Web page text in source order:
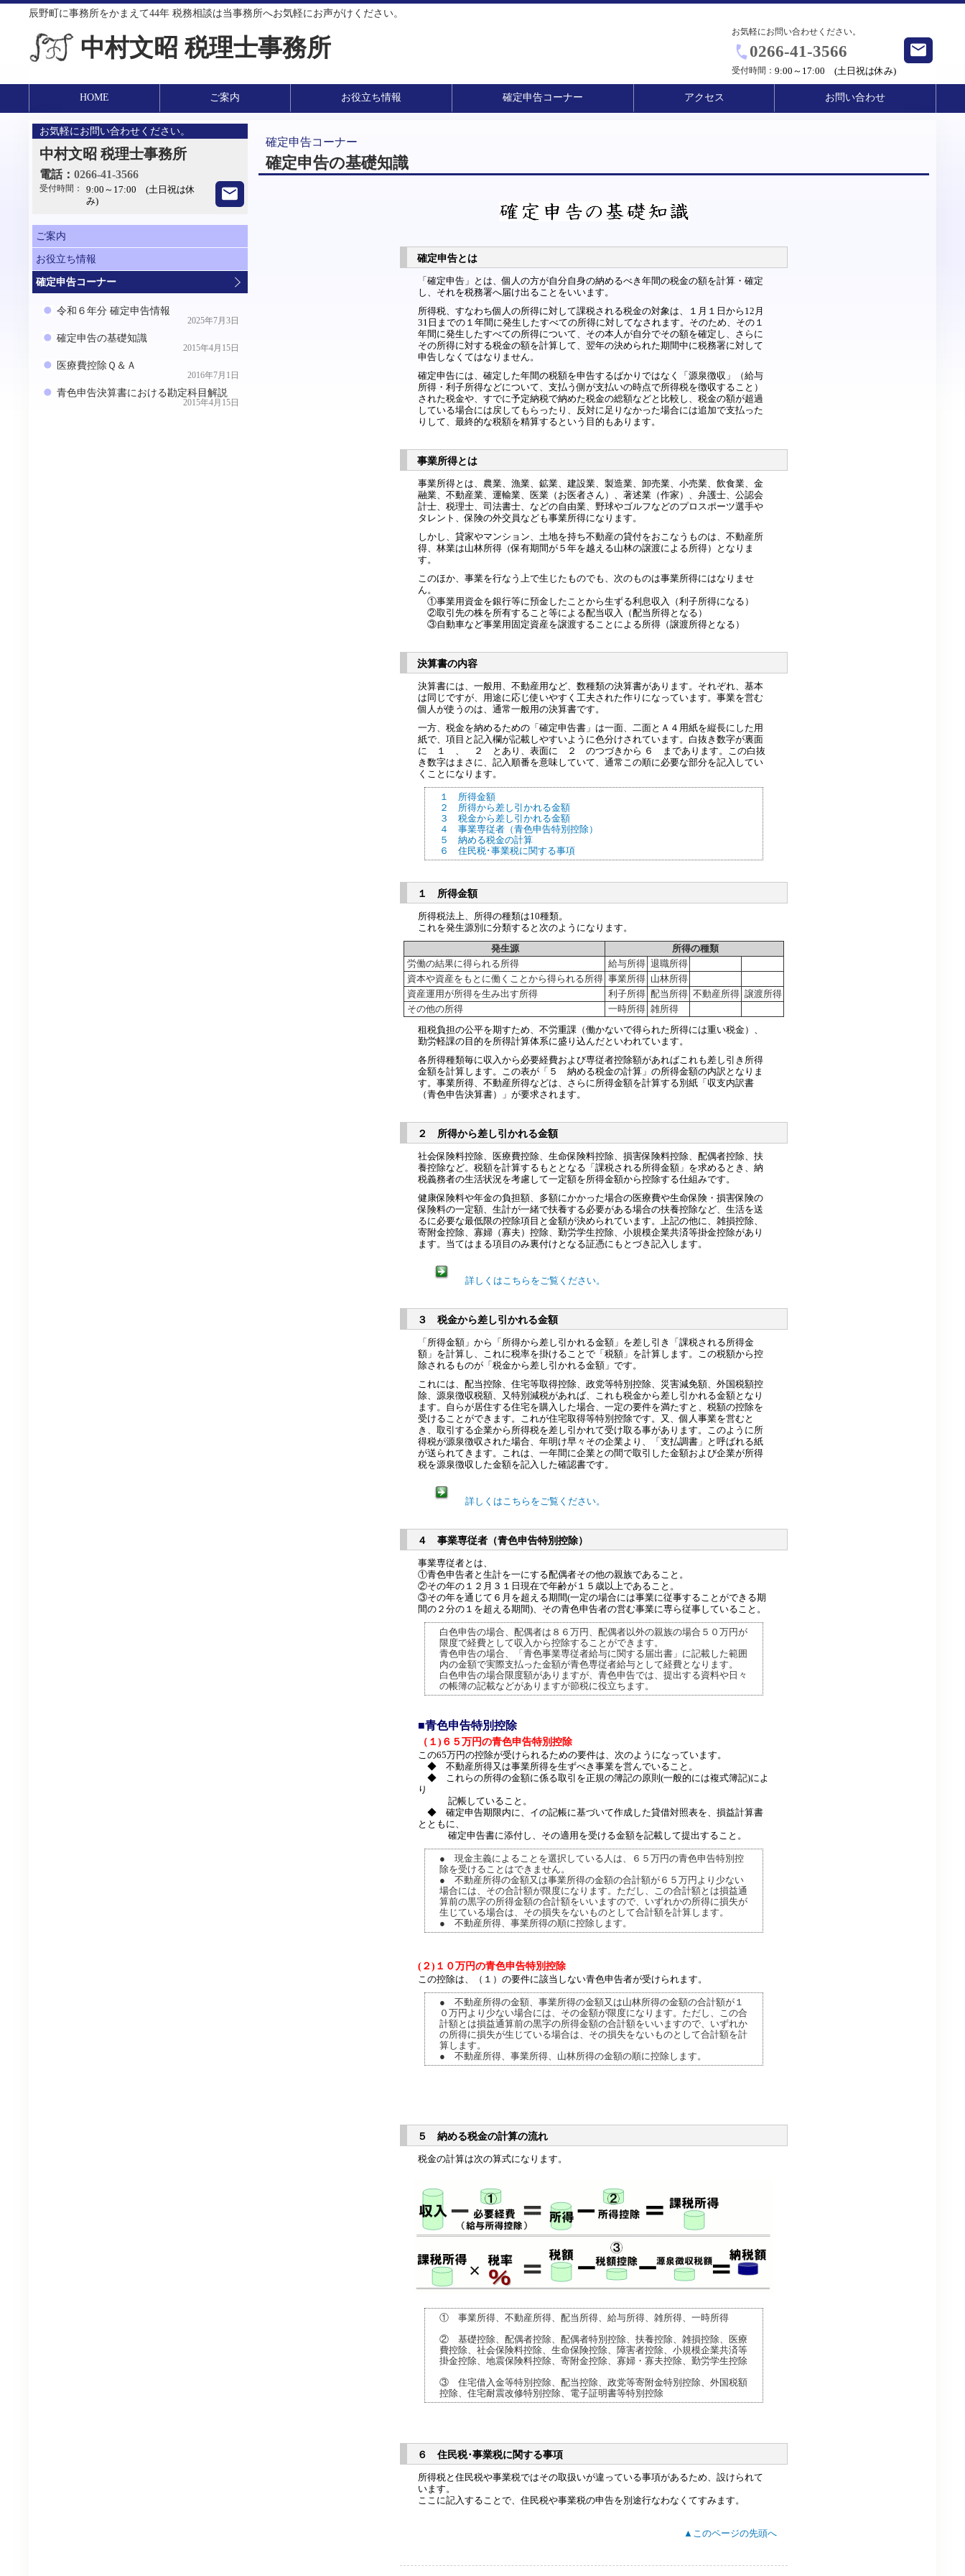
辰野町に事務所をかまえて44年 税務相談は当事務所へお気軽にお声がけください。
中村文昭 税理士事務所
お気軽にお問い合わせください。
0266-41-3566
受付時間： 9:00～17:00 (土日祝は休み)
HOME ご案内 お役立ち情報 確定申告コーナー アクセス お問い合わせ
確定申告コーナー
確定申告の基礎知識
確定申告とは
「確定申告」とは、個人の方が自分自身の納めるべき年間の税金の額を計算・確定
し、それを税務署へ届け出ることをいいます。
所得税、すなわち個人の所得に対して課税される税金の対象は、１月１日から12月
31日までの１年間に発生したすべての所得に対してなされます。そのため、その１
年間に発生したすべての所得について、その本人が自分でその額を確定し、さらに
その所得に対する税金の額を計算して、翌年の決められた期間中に税務署に対して
申告しなくてはなりません。
確定申告には、確定した年間の税額を申告するばかりではなく「源泉徴収」（給与
所得・利子所得などについて、支払う側が支払いの時点で所得税を徴収すること）
された税金や、すでに予定納税で納めた税金の総額などと比較し、税金の額が超過
している場合には戻してもらったり、反対に足りなかった場合には追加で支払った
りして、最終的な税額を精算するという目的もあります。
事業所得とは
事業所得とは、農業、漁業、鉱業、建設業、製造業、卸売業、小売業、飲食業、金
融業、不動産業、運輸業、医業（お医者さん）、著述業（作家）、弁護士、公認会
計士、税理士、司法書士、などの自由業、野球やゴルフなどのプロスポーツ選手や
タレント、保険の外交員なども事業所得になります。
しかし、貸家やマンション、土地を持ち不動産の貸付をおこなうものは、不動産所
得、林業は山林所得（保有期間が５年を越える山林の譲渡による所得）となりま
す。
このほか、事業を行なう上で生じたものでも、次のものは事業所得にはなりませ
ん。
①事業用資金を銀行等に預金したことから生ずる利息収入（利子所得になる）
②取引先の株を所有すること等による配当収入（配当所得となる）
③自動車など事業用固定資産を譲渡することによる所得（譲渡所得となる）
決算書の内容
決算書には、一般用、不動産用など、数種類の決算書があります。それぞれ、基本
は同じですが、用途に応じ使いやすく工夫された作りになっています。事業を営む
個人が使うのは、通常一般用の決算書です。
一方、税金を納めるための「確定申告書」は一面、二面とＡ４用紙を縦長にした用
紙で、項目と記入欄が記載しやすいように色分けされています。白抜き数字が裏面
に １ 、 ２ とあり、表面に ２ のつづきから ６ まであります。この白抜
き数字はまさに、記入順番を意味していて、通常この順に必要な部分を記入してい
くことになります。
１ 所得金額
２ 所得から差し引かれる金額
３ 税金から差し引かれる金額
４ 事業専従者（青色申告特別控除）
５ 納める税金の計算
６ 住民税･事業税に関する事項
１ 所得金額
所得税法上、所得の種類は10種類。
これを発生源別に分類すると次のようになります。
発生源
所得の種類
労働の結果に得られる所得
給与所得 退職所得
資本や資産をもとに働くことから得られる所得 事業所得 山林所得
資産運用が所得を生み出す所得
利子所得 配当所得 不動産所得 譲渡所得
その他の所得
一時所得 雑所得
租税負担の公平を期すため、不労重課（働かないで得られた所得には重い税金）、
勤労軽課の目的を所得計算体系に盛り込んだといわれています。
各所得種類毎に収入から必要経費および専従者控除額があればこれも差し引き所得
金額を計算します。この表が「５ 納める税金の計算」の所得金額の内訳となりま
す。事業所得、不動産所得などは、さらに所得金額を計算する別紙「収支内訳書
（青色申告決算書）」が要求されます。
２ 所得から差し引かれる金額
社会保険料控除、医療費控除、生命保険料控除、損害保険料控除、配偶者控除、扶
養控除など。税額を計算するもととなる「課税される所得金額」を求めるとき、納
税義務者の生活状況を考慮して一定額を所得金額から控除する仕組みです。
健康保険料や年金の負担額、多額にかかった場合の医療費や生命保険・損害保険の
保険料の一定額、生計が一緒で扶養する必要がある場合の扶養控除など、生活を送
るに必要な最低限の控除項目と金額が決められています。上記の他に、雑損控除、
寄附金控除、寡婦（寡夫）控除、勤労学生控除、小規模企業共済等掛金控除があり
ます。当てはまる項目のみ裏付けとなる証憑にもとづき記入します。
詳しくはこちらをご覧ください。
３ 税金から差し引かれる金額
「所得金額」から「所得から差し引かれる金額」を差し引き「課税される所得金
額」を計算し、これに税率を掛けることで「税額」を計算します。この税額から控
除されるものが「税金から差し引かれる金額」です。
これには、配当控除、住宅等取得控除、政党等特別控除、災害減免額、外国税額控
除、源泉徴収税額、又特別減税があれば、これも税金から差し引かれる金額となり
ます。自らが居住する住宅を購入した場合、一定の要件を満たすと、税額の控除を
受けることができます。これが住宅取得等特別控除です。又、個人事業を営むと
き、取引する企業から所得税を差し引かれて受け取る事があります。このように所
得税が源泉徴収された場合、年明け早々その企業より、「支払調書」と呼ばれる紙
が送られてきます。これは、一年間に企業との間で取引した金額および企業が所得
税を源泉徴収した金額を記入した確認書です。
詳しくはこちらをご覧ください。
４ 事業専従者（青色申告特別控除）
事業専従者とは、
①青色申告者と生計を一にする配偶者その他の親族であること。
②その年の１２月３１日現在で年齢が１５歳以上であること。
③その年を通じて６月を超える期間(一定の場合には事業に従事することができる期
間の２分の１を超える期間)、その青色申告者の営む事業に専ら従事していること。
白色申告の場合、配偶者は８６万円、配偶者以外の親族の場合５０万円が
限度で経費として収入から控除することができます。
青色申告の場合、「青色事業専従者給与に関する届出書」に記載した範囲
内の金額で実際支払った金額が青色専従者給与として経費となります。
白色申告の場合限度額がありますが、青色申告では、提出する資料や日々
の帳簿の記載などがありますが節税に役立ちます。
■青色申告特別控除
（１)６５万円の青色申告特別控除
この65万円の控除が受けられるための要件は、次のようになっています。
◆ 不動産所得又は事業所得を生ずべき事業を営んでいること。
◆ これらの所得の金額に係る取引を正規の簿記の原則(一般的には複式簿記)によ
り
記帳していること。
◆ 確定申告期限内に、イの記帳に基づいて作成した貸借対照表を、損益計算書
とともに、
確定申告書に添付し、その適用を受ける金額を記載して提出すること。
● 現金主義によることを選択している人は、６５万円の青色申告特別控
除を受けることはできません。
● 不動産所得の金額又は事業所得の金額の合計額が６５万円より少ない
場合には、その合計額が限度になります。ただし、この合計額とは損益通
算前の黒字の所得金額の合計額をいいますので、いずれかの所得に損失が
生じている場合は、その損失をないものとして合計額を計算します。
● 不動産所得、事業所得の順に控除します。
(２)１０万円の青色申告特別控除
この控除は、（１）の要件に該当しない青色申告者が受けられます。
● 不動産所得の金額、事業所得の金額又は山林所得の金額の合計額が１
０万円より少ない場合には、その金額が限度になります。ただし、この合
計額とは損益通算前の黒字の所得金額の合計額をいいますので、いずれか
の所得に損失が生じている場合は、その損失をないものとして合計額を計
算します。
● 不動産所得、事業所得、山林所得の金額の順に控除します。
５ 納める税金の計算の流れ
税金の計算は次の算式になります。
① 事業所得、不動産所得、配当所得、給与所得、雑所得、一時所得
② 基礎控除、配偶者控除、配偶者特別控除、扶養控除、雑損控除、医療
費控除、社会保険料控除、生命保険控除、障害者控除、小規模企業共済等
掛金控除、地震保険料控除、寄附金控除、寡婦・寡夫控除、勤労学生控除
③ 住宅借入金等特別控除、配当控除、政党等寄附金特別控除、外国税額
控除、住宅耐震改修特別控除、電子証明書等特別控除
６ 住民税･事業税に関する事項
所得税と住民税や事業税ではその取扱いが違っている事項があるため、設けられて
います。
ここに記入することで、住民税や事業税の申告を別途行なわなくてすみます。
▲このページの先頭へ
お気軽にお問い合わせください。
中村文昭 税理士事務所
電話： 0266-41-3566
受付時間：
9:00～17:00 (土日祝は休
み)
ご案内
お役立ち情報
確定申告コーナー
令和６年分 確定申告情報
2025年7月3日
確定申告の基礎知識
2015年4月15日
医療費控除Ｑ＆Ａ
2016年7月1日
青色申告決算書における勘定科目解説
2015年4月15日